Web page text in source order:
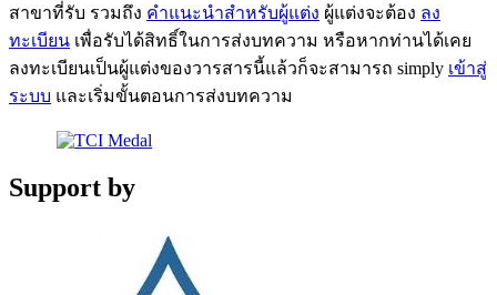
สาขาที่รับ รวมถึง คำแนะนำสำหรับผู้แต่ง ผู้แต่งจะต้อง ลง
ทะเบียน เพื่อรับได้สิทธิ์ในการส่งบทความ หรือหากท่านได้เคย
ลงทะเบียนเป็นผู้แต่งของวารสารนี้แล้วก็จะสามารถ simply เข้าสู่
ระบบ และเริ่มขั้นตอนการส่งบทความ
Support by